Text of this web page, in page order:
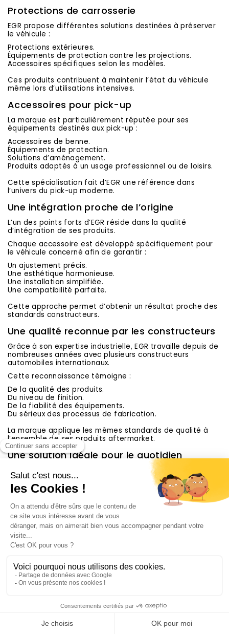
Protections de carrosserie
EGR propose différentes solutions destinées à préserver
le véhicule :
Protections extérieures.
Équipements de protection contre les projections.
Accessoires spécifiques selon les modèles.
Ces produits contribuent à maintenir l’état du véhicule
même lors d’utilisations intensives.
Accessoires pour pick-up
La marque est particulièrement réputée pour ses
équipements destinés aux pick-up :
Accessoires de benne.
Équipements de protection.
Solutions d’aménagement.
Produits adaptés à un usage professionnel ou de loisirs.
Cette spécialisation fait d’EGR une référence dans
l’univers du pick-up moderne.
Une intégration proche de l’origine
L’un des points forts d’EGR réside dans la qualité
d’intégration de ses produits.
Chaque accessoire est développé spécifiquement pour
le véhicule concerné afin de garantir :
Un ajustement précis.
Une esthétique harmonieuse.
Une installation simplifiée.
Une compatibilité parfaite.
Cette approche permet d’obtenir un résultat proche des
standards constructeurs.
Une qualité reconnue par les constructeurs
Grâce à son expertise industrielle, EGR travaille depuis de
nombreuses années avec plusieurs constructeurs
automobiles internationaux.
Cette reconnaissance témoigne :
De la qualité des produits.
Du niveau de finition.
De la fiabilité des équipements.
Du sérieux des processus de fabrication.
La marque applique les mêmes standards de qualité à
l’ensemble de ses produits aftermarket.
Une solution idéale pour le quotidien
comme pour l’aventure
Les équipements EGR sont particulièrement adaptés pour
🚙 Les SUV.
🛻 Les pick-up.
🌍 Les véhicules de voyage.
🏜️ Les pistes et chemins.
🔧 Les usages professionnels.
🚗 Les trajets quotidiens.
Ils permettent d’améliorer à la fois la protection et le
confort d’utilisation du véhicule.
Compatibilité avec les principaux modèles